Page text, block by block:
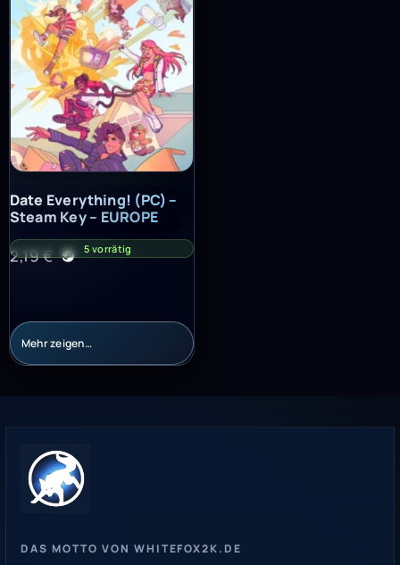
Date Everything! (PC) – Steam Key – EUROPE
Date Everything! (PC) –
Steam Key – EUROPE
2,19€ 5 vorrätig
Mehr zeigen…
DAS MOTTO VON WHITEFOX2K.DE